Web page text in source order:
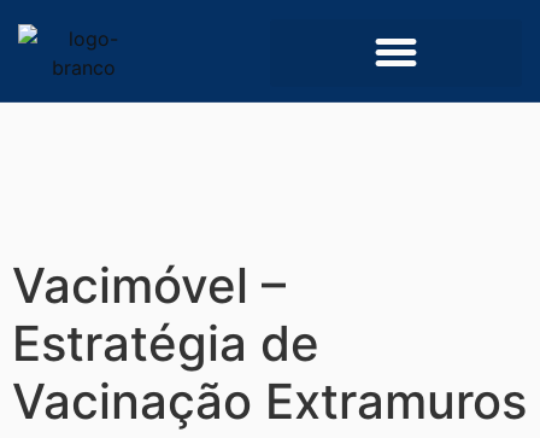
Vacimóvel –
Estratégia de
Vacinação Extramuros